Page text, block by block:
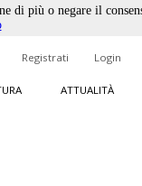
Registrati Login
ATTUALITÀ
di più o negare il